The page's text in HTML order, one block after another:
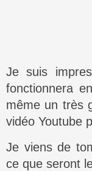
Je suis
fonctionnera
même un très
vidéo Youtube
Je viens de
ce que seront